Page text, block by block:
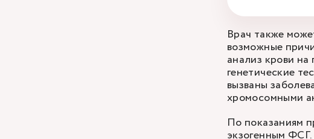
Врач также
возможные
анализ крови
генетические
вызваны
хромосомными
По показаниям
экзогенным